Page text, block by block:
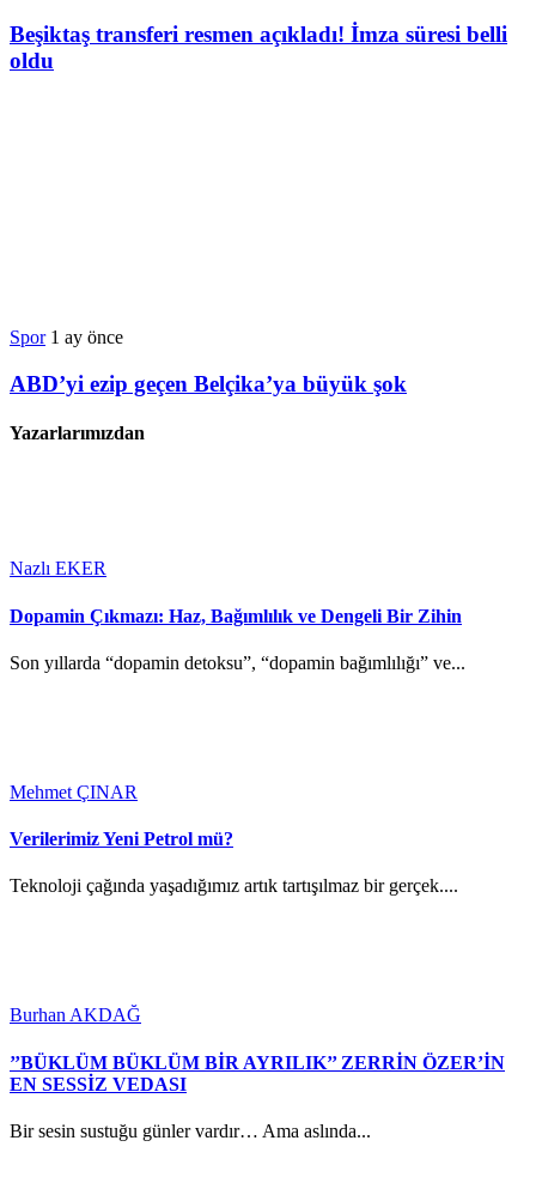
Beşiktaş transferi resmen açıkladı! İmza süresi belli
oldu
Spor 1 ay önce
ABD’yi ezip geçen Belçika’ya büyük şok
Yazarlarımızdan
Nazlı EKER
Dopamin Çıkmazı: Haz, Bağımlılık ve Dengeli Bir Zihin
Son yıllarda “dopamin detoksu”, “dopamin bağımlılığı” ve...
Mehmet ÇINAR
Verilerimiz Yeni Petrol mü?
Teknoloji çağında yaşadığımız artık tartışılmaz bir gerçek....
Burhan AKDAĞ
’’BÜKLÜM BÜKLÜM BİR AYRILIK’’ ZERRİN ÖZER’İN
EN SESSİZ VEDASI
Bir sesin sustuğu günler vardır… Ama aslında...